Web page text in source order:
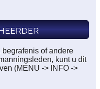
begrafenis of andere
kunt u dit
(MENU -> INFO ->